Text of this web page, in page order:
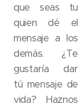
que seas tu
quien dé el
mensaje a los
demás. ¿Te
gustaría dar
tú mensaje de
vida? Haznos